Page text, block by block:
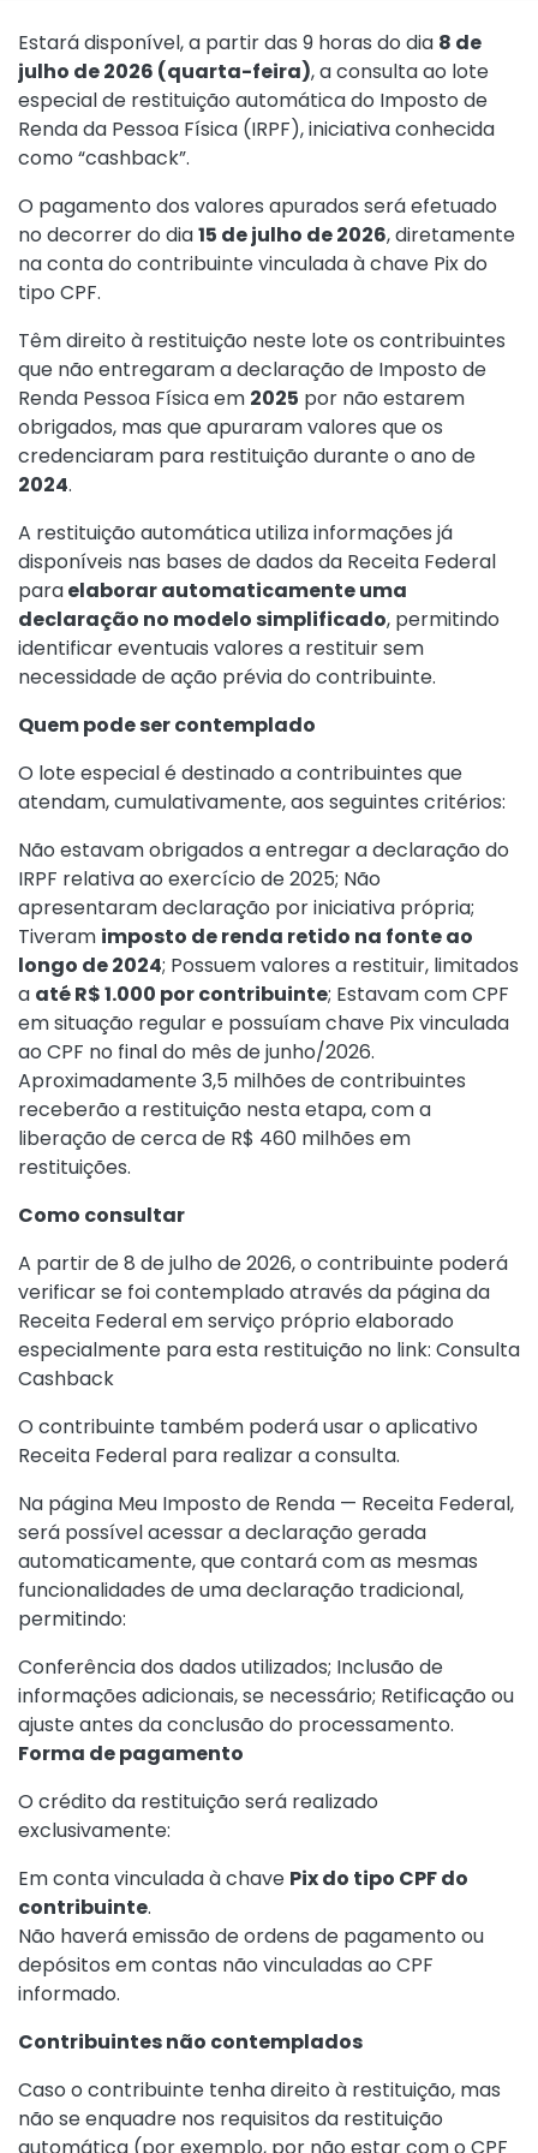
Estará disponível, a partir das 9 horas do dia 8 de
julho de 2026 (quarta-feira), a consulta ao lote
especial de restituição automática do Imposto de
Renda da Pessoa Física (IRPF), iniciativa conhecida
como “cashback”.
O pagamento dos valores apurados será efetuado
no decorrer do dia15 de julho de 2026, diretamente
na conta do contribuinte vinculada à chave Pix do
tipo CPF.
Têm direito à restituição neste lote os contribuintes
que não entregaram a declaração de Imposto de
Renda Pessoa Física em 2025 por não estarem
obrigados, mas que apuraram valores que os
credenciaram para restituição durante o ano de
2024.
A restituição automática utiliza informações já
disponíveis nas bases de dados da Receita Federal
paraelaborar automaticamente uma
declaração no modelo simplificado, permitindo
identificar eventuais valores a restituir sem
necessidade de ação prévia do contribuinte.
Quem pode ser contemplado
O lote especial é destinado a contribuintes que
atendam, cumulativamente, aos seguintes critérios:
Não estavam obrigados a entregar a declaração do
IRPF relativa ao exercício de 2025; Não
apresentaram declaração por iniciativa própria;
Tiveram imposto de renda retido na fonte ao
longo de 2024; Possuem valores a restituir, limitados
a até R$ 1.000 por contribuinte; Estavam com CPF
em situação regular e possuíam chave Pix vinculada
ao CPF no final do mês de junho/2026.
Aproximadamente 3,5 milhões de contribuintes
receberão a restituição nesta etapa, com a
liberação de cerca de R$ 460 milhões em
restituições.
Como consultar
A partir de 8 de julho de 2026, o contribuinte poderá
verificar se foi contemplado através da página da
Receita Federal em serviço próprio elaborado
especialmente para esta restituição no link: Consulta
Cashback
O contribuinte também poderá usar o aplicativo
Receita Federal para realizar a consulta.
Na página Meu Imposto de Renda — Receita Federal,
será possível acessar a declaração gerada
automaticamente, que contará com as mesmas
funcionalidades de uma declaração tradicional,
permitindo:
Conferência dos dados utilizados; Inclusão de
informações adicionais, se necessário; Retificação ou
ajuste antes da conclusão do processamento.
Forma de pagamento
O crédito da restituição será realizado
exclusivamente:
Em conta vinculada à chave Pix do tipo CPF do
contribuinte.
Não haverá emissão de ordens de pagamento ou
depósitos em contas não vinculadas ao CPF
informado.
Contribuintes não contemplados
Caso o contribuinte tenha direito à restituição, mas
não se enquadre nos requisitos da restituição